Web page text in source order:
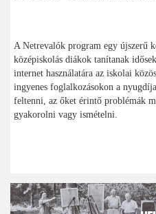
A Netrevalók program egy újszerű
középiskolás diákok tanítanak
internet használatára az iskolai
ingyenes foglalkozásokon a
feltenni, az őket érintő problémák
gyakorolni vagy ismételni.